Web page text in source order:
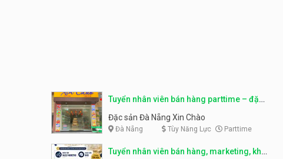
Tuyển nhân viên bán hàng parttime – đặc
sản Đà Nẵng
Đặc sản Đà Nẵng Xin Chào
Đà Nẵng Tùy Năng Lực Parttime
Tuyển nhân viên bán hàng, marketing, kho